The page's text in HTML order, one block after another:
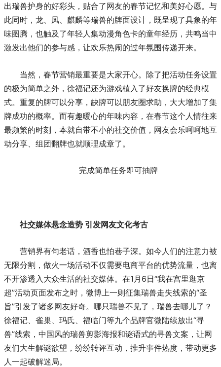
出瑞兽护身的好彩头，贴合了网友的春节记忆和美好心愿。与
此同时，龙、凤、麒麟等瑞兽的牌面设计，既呈现了具象的年
味图腾，也触及了年轻人集动漫角色卡的童年经历，共鸣当中
激发出他们的参与感，让欢乐热闹的过年氛围传递开来。
当然，春节营销最重要是大家开心。除了把活动任务设置
的极为简单之外，徐福记还为游戏植入了好友换牌的经典模
式。重复的牌可以分享，缺牌可以朋友圈求助，大大增加了集
牌成功的概率。而有趣暖心的年味内容，在春节这个人情往来
最频繁的时刻，本就自带不小的社交价值，网友会乐呵呵地互
动分享、组团翻牌也就顺理成章了。
完成简单任务即可抽牌
社交媒体悬念造势 引发网友文化考古
营销界有句老话，酒香也怕巷子深。如今人们的注意力被
无限分割，做火一场活动不仅需要电商平台的优势流量，也离
不开渗透入大众生活的社交媒体。在1月6日“我在宫里逛京
超”活动页面发布之时，微博上一则征集瑞兽走失线索的“圣
旨”引发了诸多网友好奇。哪只瑞兽不见了，瑞兽去哪儿了？
徐福记、雀巢、玛氏、福临门等九个品牌官微陆续放出“寻
兽”线索，中国风的瑞兽剪影海报和谜语式的寻兽文案，让网
友们大生解谜欲望，纷纷转评互动，推升事件热度，带动更多
人一起破解迷局。